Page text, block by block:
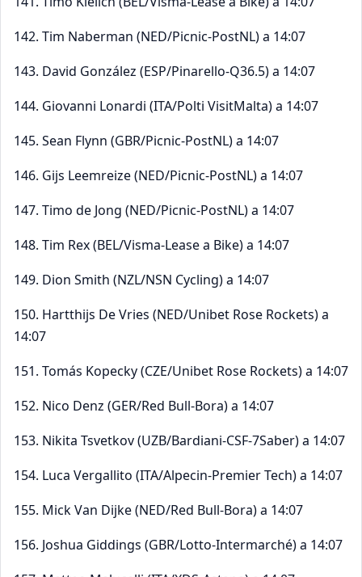
142. Tim Naberman (NED/Picnic-PostNL) a 14:07
143. David González (ESP/Pinarello-Q36.5) a 14:07
144. Giovanni Lonardi (ITA/Polti VisitMalta) a 14:07
145. Sean Flynn (GBR/Picnic-PostNL) a 14:07
146. Gijs Leemreize (NED/Picnic-PostNL) a 14:07
147. Timo de Jong (NED/Picnic-PostNL) a 14:07
148. Tim Rex (BEL/Visma-Lease a Bike) a 14:07
149. Dion Smith (NZL/NSN Cycling) a 14:07
150. Hartthijs De Vries (NED/Unibet Rose Rockets) a
14:07
151. Tomás Kopecky (CZE/Unibet Rose Rockets) a 14:07
152. Nico Denz (GER/Red Bull-Bora) a 14:07
153. Nikita Tsvetkov (UZB/Bardiani-CSF-7Saber) a 14:07
154. Luca Vergallito (ITA/Alpecin-Premier Tech) a 14:07
155. Mick Van Dijke (NED/Red Bull-Bora) a 14:07
156. Joshua Giddings (GBR/Lotto-Intermarché) a 14:07